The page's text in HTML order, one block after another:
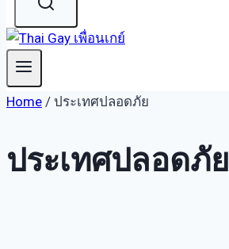
Home / ประเทศปลอดภัย
ประเทศปลอดภัย